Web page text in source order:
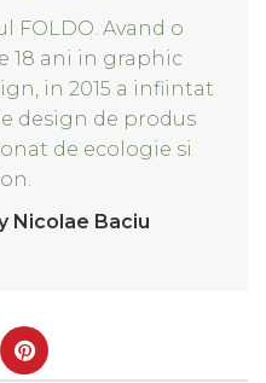
FOLDO. Avand o
18 ani in graphic
in 2015 a infiintat
design de produs
de ecologie si
Nicolae Baciu